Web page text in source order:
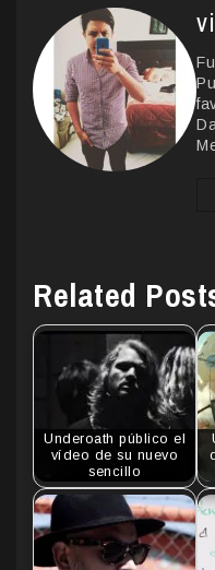
Related
Underoath público el
vídeo de su nuevo
sencillo